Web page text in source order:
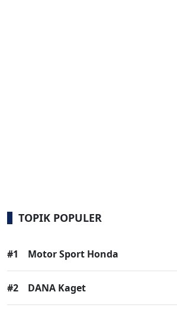
TOPIK POPULER
#1 Motor Sport Honda
#2 DANA Kaget